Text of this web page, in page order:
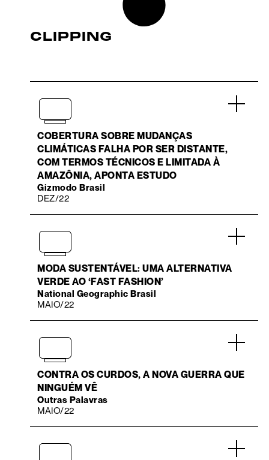
CLIPPING
COBERTURA SOBRE MUDANÇAS
CLIMÁTICAS FALHA POR SER DISTANTE,
COM TERMOS TÉCNICOS E LIMITADA À
AMAZÔNIA, APONTA ESTUDO
Gizmodo Brasil
DEZ/22
.
MODA SUSTENTÁVEL: UMA ALTERNATIVA
VERDE AO ‘FAST FASHION’
National Geographic Brasil
MAIO/22
.
CONTRA OS CURDOS, A NOVA GUERRA QUE
NINGUÉM VÊ
Outras Palavras
MAIO/22
.
.